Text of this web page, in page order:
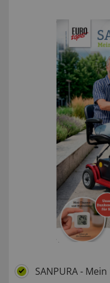
SANPURA -